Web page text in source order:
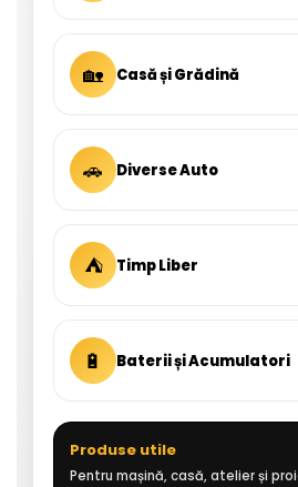
🏡 Casă și Grădină
🚗 Diverse Auto
⛺ Timp Liber
🔋 Baterii și Acumulatori
Produse utile
Pentru mașină, casă, atelier și